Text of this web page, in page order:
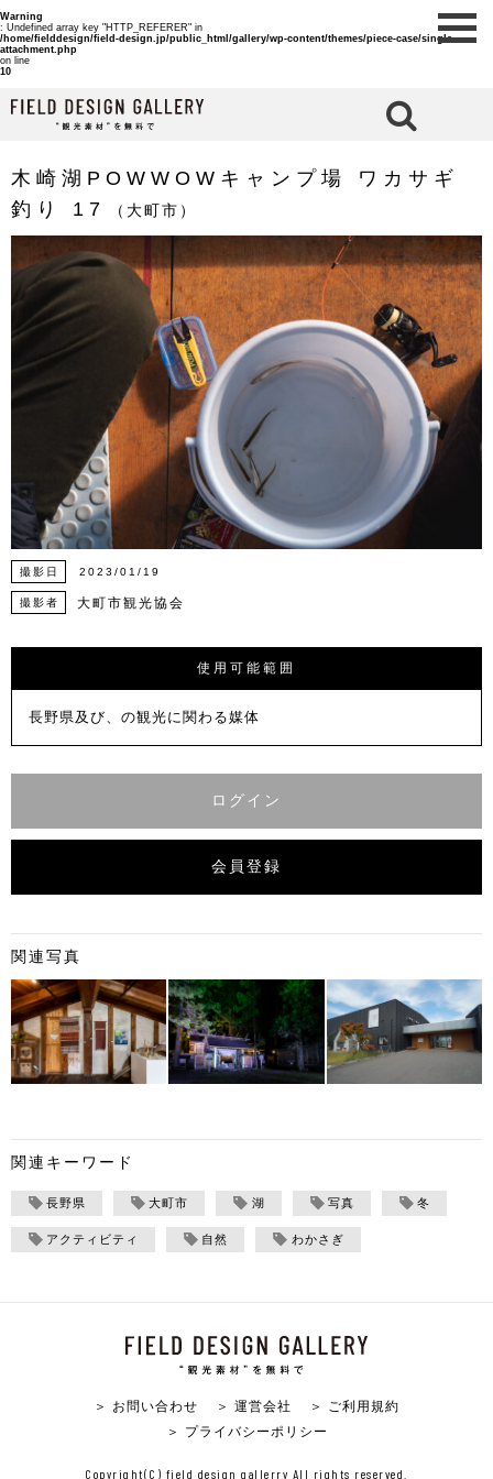
Warning
: Undefined array key "HTTP_REFERER" in
/home/fielddesign/field-design.jp/public_html/gallery/wp-content/themes/piece-case/single-
attachment.php
on line
10
木崎湖POWWOWキャンプ場 ワカサギ
釣り 17
（大町市）
撮影日 2023/01/19
撮影者 大町市観光協会
使用可能範囲
長野県及び、の観光に関わる媒体
ログイン
会員登録
関連写真
関連キーワード
長野県 大町市 湖 写真 冬
アクティビティ 自然 わかさぎ
＞ お問い合わせ ＞ 運営会社
＞ ご利用規約
＞ プライバシーポリシー
Copyright(C) field design gallerry All rights reserved.